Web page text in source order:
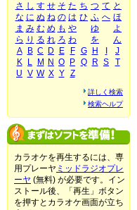
さ し す せ そ た ち つ て と
な に ぬ ね の は ひ ふ へ ほ
ま み む め も や ゆ
よ
ら り る れ ろ わ を
ん
A
B C D E F G H
J
K
L M N O P Q R S
T
U V W X Y Z
詳しく検索
検索ヘルプ
カラオケを再生するには、専
用プレーヤ ミッドラジオプレ
ーヤ (無料) が必要です。イン
ストール後、「再生」ボタン
を押すとカラオケ画面が立ち